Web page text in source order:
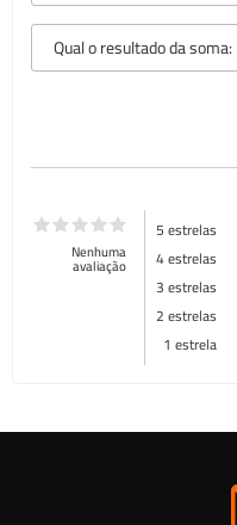
Nenhuma
avaliação
5 estrelas
4 estrelas
3 estrelas
2 estrelas
1 estrela